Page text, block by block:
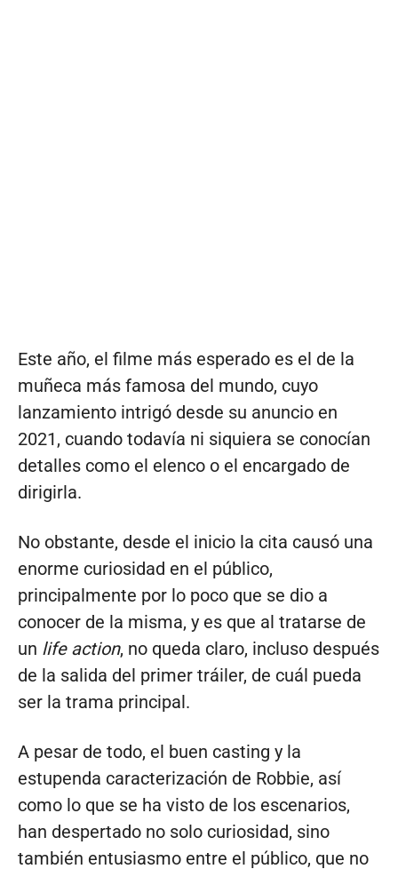
Este año, el filme más esperado es el de la
muñeca más famosa del mundo, cuyo
lanzamiento intrigó desde su anuncio en
2021, cuando todavía ni siquiera se conocían
detalles como el elenco o el encargado de
dirigirla.
No obstante, desde el inicio la cita causó una
enorme curiosidad en el público,
principalmente por lo poco que se dio a
conocer de la misma, y es que al tratarse de
un life action, no queda claro, incluso después
de la salida del primer tráiler, de cuál pueda
ser la trama principal.
A pesar de todo, el buen casting y la
estupenda caracterización de Robbie, así
como lo que se ha visto de los escenarios,
han despertado no solo curiosidad, sino
también entusiasmo entre el público, que no